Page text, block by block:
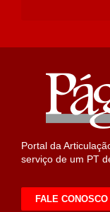
Portal da
serviço de um PT
FALE CONOSCO